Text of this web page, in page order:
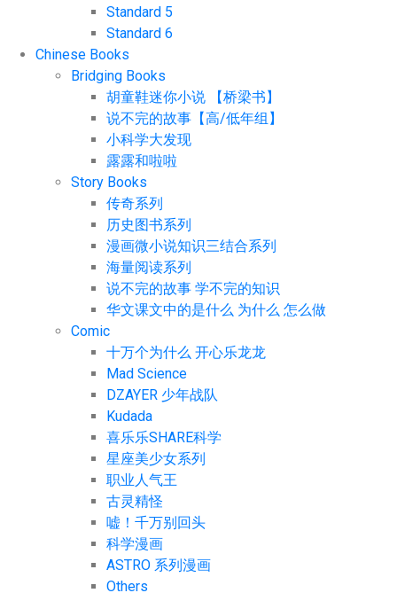
Standard 5
Standard 6
Chinese Books
Bridging Books
胡童鞋迷你小说 【桥梁书】
说不完的故事【高/低年组】
小科学大发现
露露和啦啦
Story Books
传奇系列
历史图书系列
漫画微小说知识三结合系列
海量阅读系列
说不完的故事 学不完的知识
华文课文中的是什么 为什么 怎么做
Comic
十万个为什么 开心乐龙龙
Mad Science
DZAYER 少年战队
Kudada
喜乐乐SHARE科学
星座美少女系列
职业人气王
古灵精怪
嘘！千万别回头
科学漫画
ASTRO 系列漫画
Others